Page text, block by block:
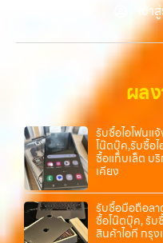
เข้า
ผล
รับซื้อไอโฟนแ
โน๊ตบุ๊ค,รับซื้อ
ซื้อแท็บเล็ต บ
เคียง
รับซื้อมือถือล
ซื้อโน๊ตบุ๊ค, รับ
สินค้าไอที กรุง